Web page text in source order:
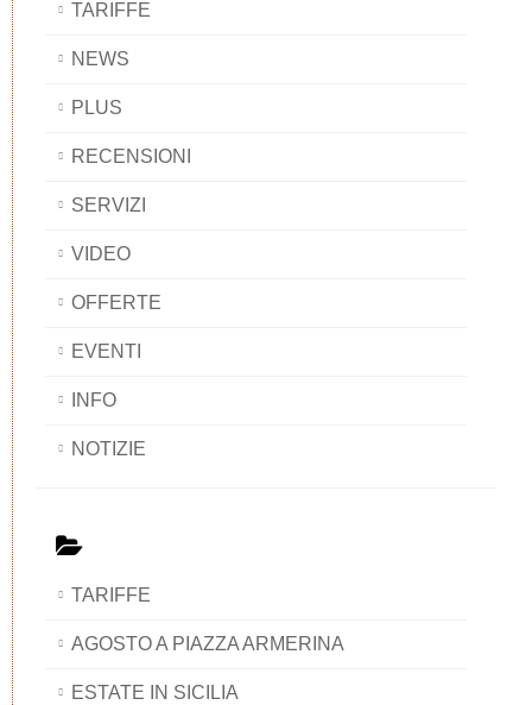
TARIFFE
NEWS
PLUS
RECENSIONI
SERVIZI
VIDEO
OFFERTE
EVENTI
INFO
NOTIZIE
TARIFFE
AGOSTO A PIAZZA ARMERINA
ESTATE IN SICILIA